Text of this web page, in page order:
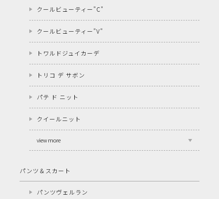
クールビューティー"C"
クールビューティー"V"
トワルドジュイカーデ
トリコ デ サボン
パテ ド ニット
クイールニット
view more
パンツ＆スカート
パンツヴェルラン